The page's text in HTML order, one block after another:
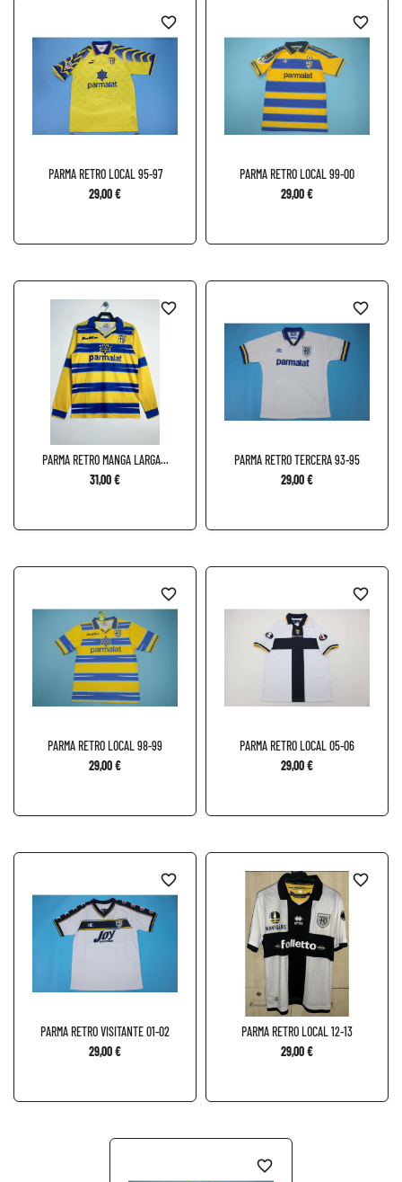
PARMA RETRO LOCAL 95-97
29,00 €
favorite_border
PARMA RETRO LOCAL 99-00
29,00 €
favorite_border
PARMA RETRO MANGA LARGA...
31,00 €
favorite_border
PARMA RETRO TERCERA 93-95
29,00 €
favorite_border
PARMA RETRO LOCAL 98-99
29,00 €
favorite_border
PARMA RETRO LOCAL 05-06
29,00 €
favorite_border
PARMA RETRO VISITANTE 01-02
29,00 €
favorite_border
PARMA RETRO LOCAL 12-13
29,00 €
favorite_border
favorite_border